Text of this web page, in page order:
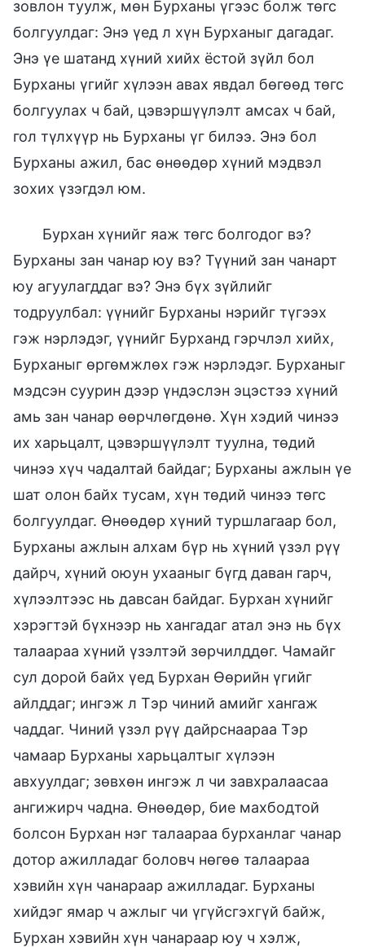
зовлон туулж, мөн Бурханы үгээс болж төгс
болгуулдаг: Энэ үед л хүн Бурханыг дагадаг.
Энэ үе шатанд хүний хийх ёстой зүйл бол
Бурханы үгийг хүлээн авах явдал бөгөөд төгс
болгуулах ч бай, цэвэршүүлэлт амсах ч бай,
гол түлхүүр нь Бурханы үг билээ. Энэ бол
Бурханы ажил, бас өнөөдөр хүний мэдвэл
зохих үзэгдэл юм.
Бурхан хүнийг яаж төгс болгодог вэ?
Бурханы зан чанар юу вэ? Түүний зан чанарт
юу агуулагддаг вэ? Энэ бүх зүйлийг
тодруулбал: үүнийг Бурханы нэрийг түгээх
гэж нэрлэдэг, үүнийг Бурханд гэрчлэл хийх,
Бурханыг өргөмжлөх гэж нэрлэдэг. Бурханыг
мэдсэн суурин дээр үндэслэн эцэстээ хүний
амь зан чанар өөрчлөгдөнө. Хүн хэдий чинээ
их харьцалт, цэвэршүүлэлт туулна, төдий
чинээ хүч чадалтай байдаг; Бурханы ажлын үе
шат олон байх тусам, хүн төдий чинээ төгс
болгуулдаг. Өнөөдөр хүний туршлагаар бол,
Бурханы ажлын алхам бүр нь хүний үзэл рүү
дайрч, хүний оюун ухааныг бүгд даван гарч,
хүлээлтээс нь давсан байдаг. Бурхан хүнийг
хэрэгтэй бүхнээр нь хангадаг атал энэ нь бүх
талаараа хүний үзэлтэй зөрчилддөг. Чамайг
сул дорой байх үед Бурхан Өөрийн үгийг
айлддаг; ингэж л Тэр чиний амийг хангаж
чаддаг. Чиний үзэл рүү дайрснаараа Тэр
чамаар Бурханы харьцалтыг хүлээн
авхуулдаг; зөвхөн ингэж л чи завхралаасаа
ангижирч чадна. Өнөөдөр, бие махбодтой
болсон Бурхан нэг талаараа бурханлаг чанар
дотор ажилладаг боловч нөгөө талаараа
хэвийн хүн чанараар ажилладаг. Бурханы
хийдэг ямар ч ажлыг чи үгүйсгэхгүй байж,
Бурхан хэвийн хүн чанараар юу ч хэлж,